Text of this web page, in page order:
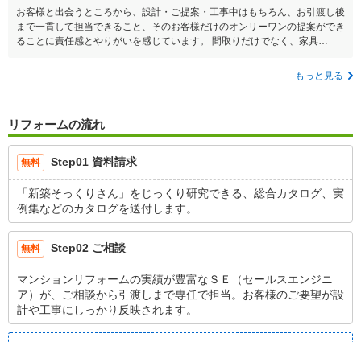
お客様と出会うところから、設計・ご提案・工事中はもちろん、お引渡し後
まで一貫して担当できること、そのお客様だけのオンリーワンの提案ができ
ることに責任感とやりがいを感じています。 間取りだけでなく、家具…
もっと見る
リフォームの流れ
無料 Step01 資料請求
「新築そっくりさん」をじっくり研究できる、総合カタログ、実
例集などのカタログを送付します。
無料 Step02 ご相談
マンションリフォームの実績が豊富なＳＥ（セールスエンジニ
ア）が、ご相談から引渡しまで専任で担当。お客様のご要望が設
計や工事にしっかり反映されます。